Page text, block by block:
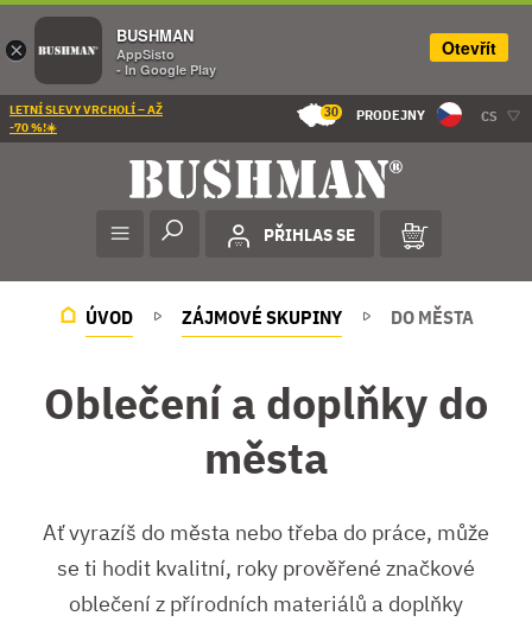
LETNÍ SLEVY VRCHOLÍ – AŽ
-70 %!☀️
30 PRODEJNY CS
PŘIHLAS SE
ÚVOD ZÁJMOVÉ SKUPINY DO MĚSTA
Oblečení a doplňky do
města
Ať vyrazíš do města nebo třeba do práce, může
se ti hodit kvalitní, roky prověřené značkové
oblečení z přírodních materiálů a doplňky
×
BUSHMAN
AppSisto
- In Google Play
Otevřít